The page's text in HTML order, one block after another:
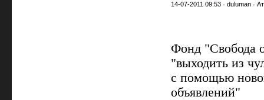
14-07-2011 09:53 -duluman -
Фонд "Свобода
"выходить из
с помощью
объявлений"